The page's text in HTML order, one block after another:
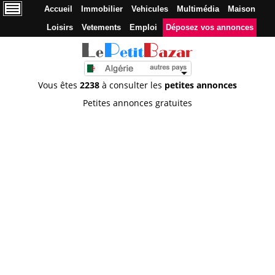
Accueil Immobilier Vehicules Multimédia
Maison
Loisirs
Vetements Emploi Déposez vos annonces
Vous êtes 2238 à consulter les petites annonces
Petites annonces gratuites